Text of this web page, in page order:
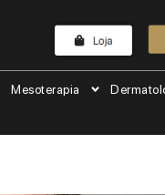
Mesoterapia